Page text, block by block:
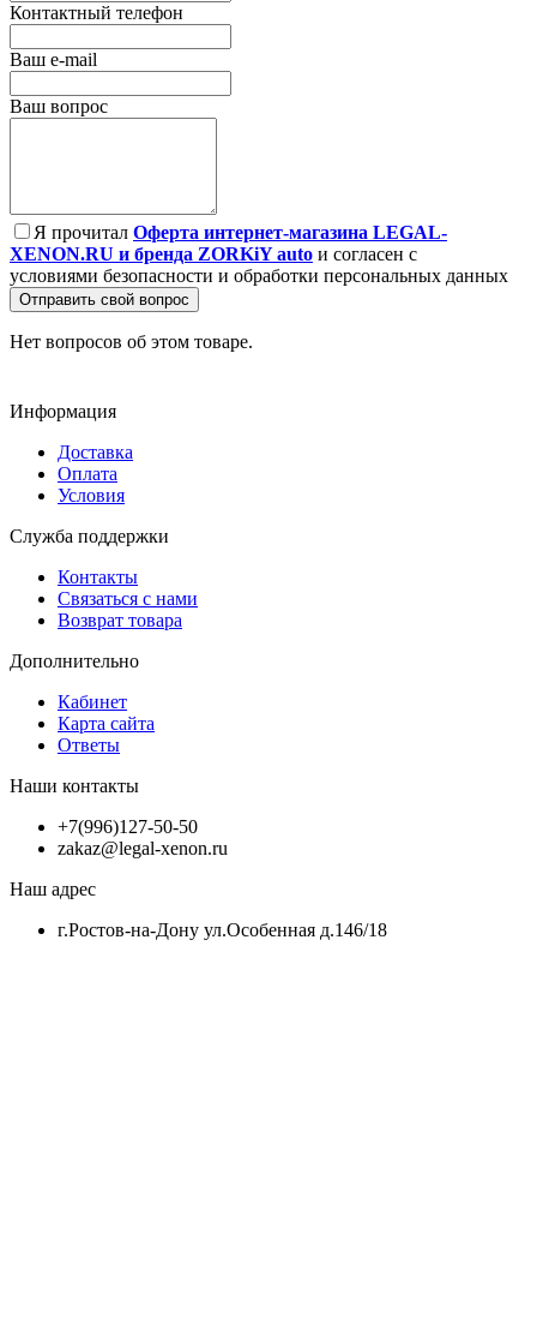
Контактный телефон
Ваш e-mail
Ваш вопрос
Я прочитал Оферта интернет-магазина LEGAL-
XENON.RU и бренда ZORKiY auto и согласен с
условиями безопасности и обработки персональных данных
Отправить свой вопрос
Нет вопросов об этом товаре.
Информация
Доставка
Оплата
Условия
Служба поддержки
Контакты
Связаться с нами
Возврат товара
Дополнительно
Кабинет
Карта сайта
Ответы
Наши контакты
+7(996)127-50-50
zakaz@legal-xenon.ru
Наш адрес
г.Ростов-на-Дону ул.Особенная д.146/18